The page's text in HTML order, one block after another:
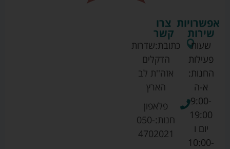
צרו
קשר
כתובת:שדרות
הדקלים
אזה''ת לב
הארץ
פלאפון
חנות:050-
4702021
אפשרויות
שירות
שעות
פעילות
החנות:
א-ה
9:00-
19:00
יום ו
10:00-